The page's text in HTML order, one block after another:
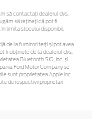
să contactaţi dealerul dvs.
să rețineți că pot fi
limita stocului disponibil.
de la furnizori terți și pot avea
fi obținute de la dealerul dvs.
Bluetooth SIG, Inc. și
Ford Motor Company se
sunt proprietatea Apple Inc.
de respectivii proprietari